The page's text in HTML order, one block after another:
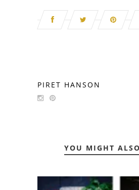
PIRET HANSON
YOU MIGHT